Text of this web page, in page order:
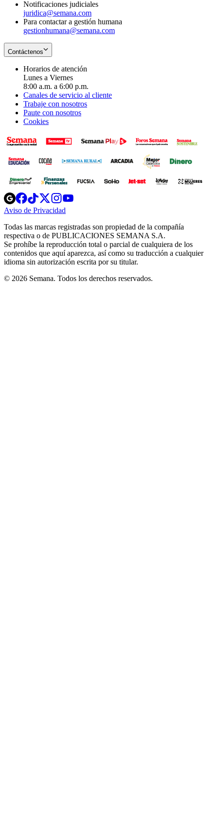
Notificaciones judiciales
juridica@semana.com
Para contactar a gestión humana
gestionhumana@semana.com
Contáctenos
Horarios de atención
Lunes a Viernes
8:00 a.m. a 6:00 p.m.
Canales de servicio al cliente
Trabaje con nosotros
Paute con nosotros
Cookies
Opens
in
new
Opens
in
new
Opens
in
new
window
Opens
new
windowwindow
Aviso de Privacidad
new
window
Todas las marcas registradas son propiedad de la compañía
respectiva o de PUBLICACIONES SEMANA S.A.
Se prohíbe la reproducción total o parcial de cualquiera de los
contenidos que aquí aparezca, así como su traducción a cualquier
idioma sin autorización escrita por su titular.
© 2026 Semana. Todos los derechos reservados.